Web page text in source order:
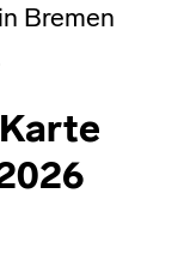
Bremen